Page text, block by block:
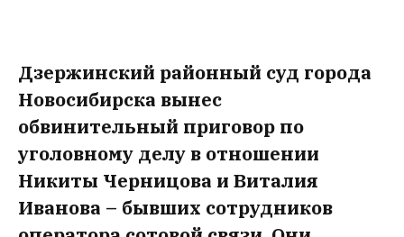
Дзержинский районный суд города
Новосибирска вынес
обвинительный приговор по
уголовному делу в отношении
Никиты Черницова и Виталия
Иванова – бывших сотрудников